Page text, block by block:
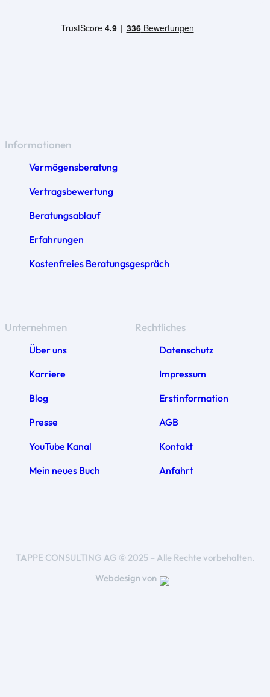
Informationen
Vermögensberatung
Vertragsbewertung
Beratungsablauf
Erfahrungen
Kostenfreies Beratungsgespräch
Unternehmen
Über uns
Karriere
Blog
Presse
YouTube Kanal
Mein neues Buch
Rechtliches
Datenschutz
Impressum
Erstinformation
AGB
Kontakt
Anfahrt
TAPPE CONSULTING AG © 2025 – Alle Rechte vorbehalten.
Webdesign von